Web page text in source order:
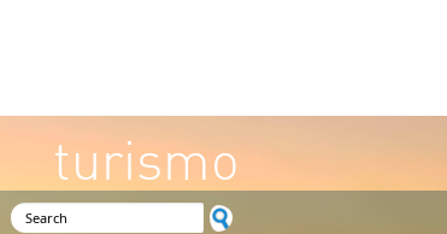
turismo
Search form